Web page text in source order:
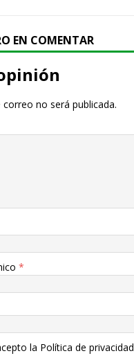
EN COMENTAR
correo no será publicada.
*
la Política de privacidad